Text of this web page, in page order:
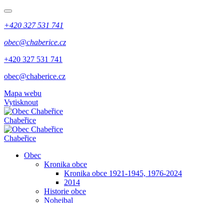
+420 327 531 741
obec@chaberice.cz
+420 327 531 741
obec@chaberice.cz
Mapa webu
Vytisknout
Chabeřice
Chabeřice
Obec
Kronika obce
Kronika obce 1921-1945, 1976-2024
2014
Historie obce
Nohejbal